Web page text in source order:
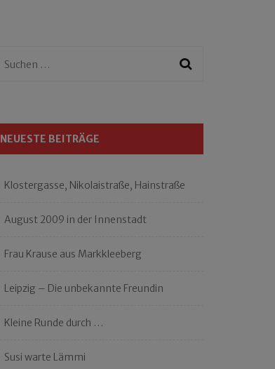
Suchen
NEUESTE BEITRÄGE
Klostergasse, Nikolaistraße, Hainstraße
August 2009 in der Innenstadt
Frau Krause aus Markkleeberg
Leipzig – Die unbekannte Freundin
Kleine Runde durch …
Susi warte Lämmi